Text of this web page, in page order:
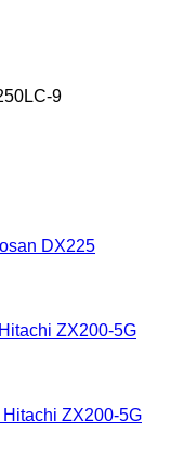
9
DX225
ZX200-5G
Hitachi ZX200-5G